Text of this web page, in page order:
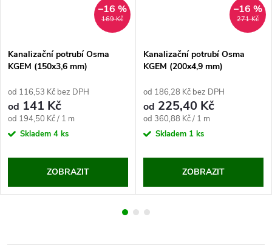
169 Kč
–16 %
Kanalizační potrubí Osma
KGEM (150x3,6 mm)
od 116,53 Kč bez DPH
od 141 Kč
Měrná
cena:
od 194,50 Kč / 1 m
Skladem 4 ks
ZOBRAZIT
271 Kč
–16 %
Kanalizační potrubí Osma
KGEM (200x4,9 mm)
od 186,28 Kč bez DPH
od 225,40 Kč
Měrná
cena:
od 360,88 Kč / 1 m
Skladem 1 ks
ZOBRAZIT